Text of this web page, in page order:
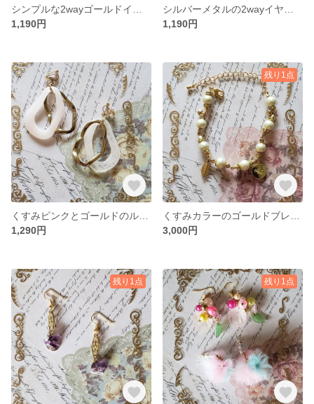
1,190円
1,190円
1,290円
残り1点
3,000円
残り1点 残り1点